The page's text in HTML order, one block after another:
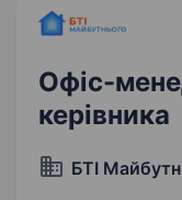
Офіс-
керівника
БТІ